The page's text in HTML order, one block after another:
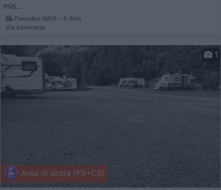
mis...
Fiumalbo (MO) - 4.5km
Via Seminario
Area di sosta (PS+CS)
1